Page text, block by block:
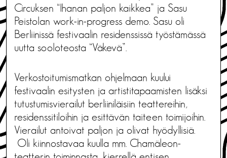
Circuksen “Ihanan paljon kaikkea” ja Sasu
Peistolan work-in-progress demo. Sasu oli
Berliinissä festivaalin residenssissä työstämässä
uutta sooloteosta “Väkevä”.
Verkostoitumismatkan ohjelmaan kuului
festivaalin esitysten ja artistitapaamisten lisäksi
tutustumisvierailut berliiniläisiin teattereihin,
residenssitiloihin ja esittävän taiteen toimijoihin.
Vierailut antoivat paljon ja olivat hyödyllisiä.
Oli kiinnostavaa kuulla mm. Chamäleon-